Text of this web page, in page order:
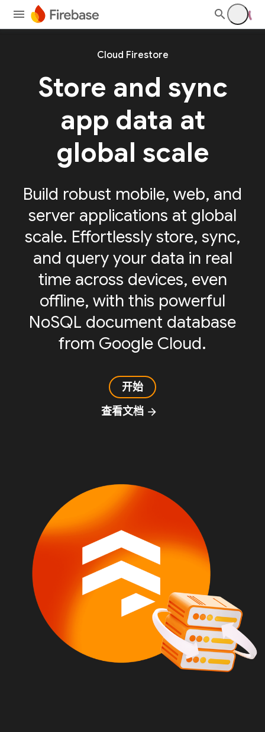
Cloud Firestore
Store and sync
app data at
global scale
Build robust mobile, web, and
server applications at global
scale. Effortlessly store, sync,
and query your data in real
time across devices, even
offline, with this powerful
NoSQL document database
from Google Cloud.
开始
查看文档 arrow_forward